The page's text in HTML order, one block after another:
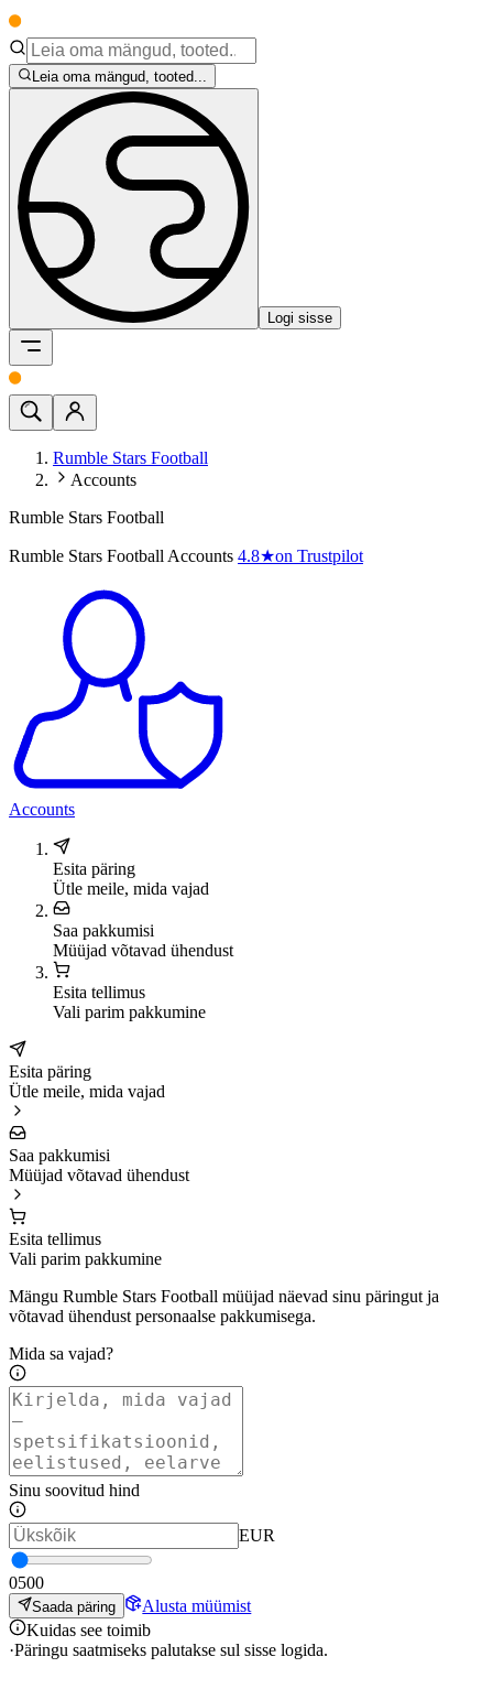
Leia oma mängud, tooted...
Logi sisse
Rumble Stars Football
Accounts
Rumble Stars Football
Rumble Stars Football Accounts 4.8★on Trustpilot
Accounts
Esita päring
Ütle meile, mida vajad
Saa pakkumisi
Müüjad võtavad ühendust
Esita tellimus
Vali parim pakkumine
Esita päring
Ütle meile, mida vajad
Saa pakkumisi
Müüjad võtavad ühendust
Esita tellimus
Vali parim pakkumine
Mängu Rumble Stars Football müüjad näevad sinu päringut ja
võtavad ühendust personaalse pakkumisega.
Mida sa vajad?
Sinu soovitud hind
EUR
0500
Saada päring
Alusta müümist
Kuidas see toimib
·Päringu saatmiseks palutakse sul sisse logida.